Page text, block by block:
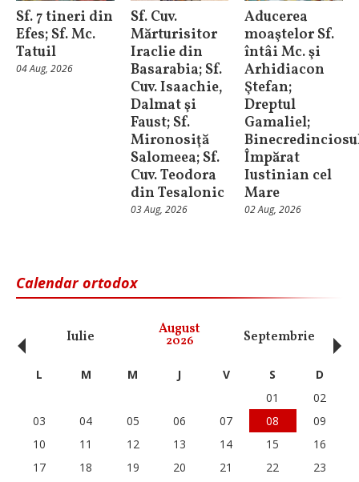
Sf. 7 tineri din
Efes; Sf. Mc.
Tatuil
04 Aug, 2026
Sf. Cuv.
Mărturisitor
Iraclie din
Basarabia; Sf.
Cuv. Isaachie,
Dalmat şi
Faust; Sf.
Mironosiţă
Salomeea; Sf.
Cuv. Teodora
din Tesalonic
03 Aug, 2026
Aducerea
moaştelor Sf.
întâi Mc. şi
Arhidiacon
Ştefan;
Dreptul
Gamaliel;
Împărat
Iustinian cel
Mare
02 Aug, 2026
Calendar ortodox
Iulie August
2026 Septembrie
‹ L M M J V S
D
01
02
03
04 05 06 07 08
09
10
11 12 13 14 15
16
17
18 19 20 21 22
23